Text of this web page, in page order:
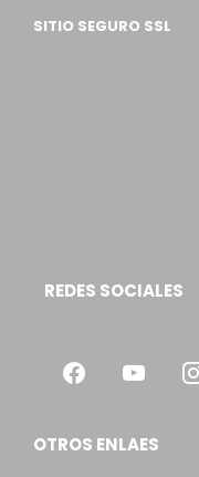
SITIO SEGURO SSL
REDES SOCIALES
OTROS ENLAES